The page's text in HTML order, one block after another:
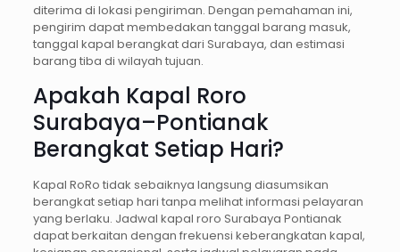
diterima di lokasi pengiriman. Dengan pemahaman ini,
pengirim dapat membedakan tanggal barang masuk,
tanggal kapal berangkat dari Surabaya, dan estimasi
barang tiba di wilayah tujuan.
Apakah Kapal Roro
Surabaya–Pontianak
Berangkat Setiap Hari?
Kapal RoRo tidak sebaiknya langsung diasumsikan
berangkat setiap hari tanpa melihat informasi pelayaran
yang berlaku. Jadwal kapal roro Surabaya Pontianak
dapat berkaitan dengan frekuensi keberangkatan kapal,